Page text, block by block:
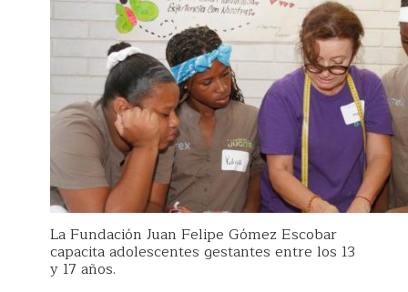
La Fundación Juan Felipe Gómez Escobar
capacita adolescentes gestantes entre los 13
y 17 años.